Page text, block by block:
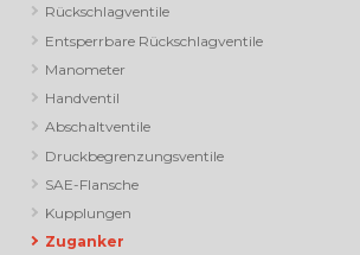
Rückschlagventile
Entsperrbare Rückschlagventile
Manometer
Handventil
Abschaltventile
Druckbegrenzungsventile
SAE-Flansche
Kupplungen
Zuganker